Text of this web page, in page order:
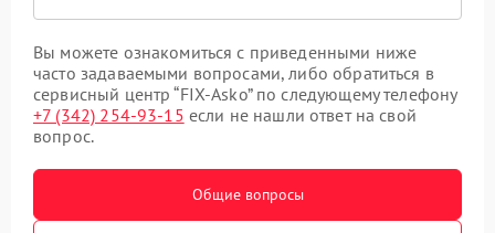
Вы можете ознакомиться с приведенными ниже
часто задаваемыми вопросами, либо обратиться в
сервисный центр “FIX-Asko” по следующему телефону
+7 (342) 254-93-15 если не нашли ответ на свой
вопрос.
Общие вопросы